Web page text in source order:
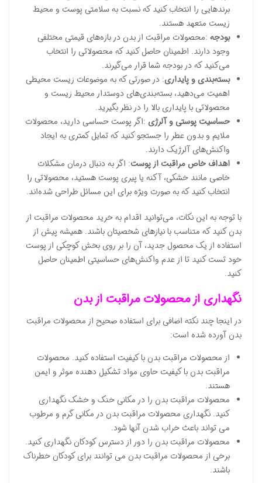
برندهایی را انتخاب کنید که نسبت به سلامتی پوست و محیط
زیست متعهد هستند.
بودجه :محصولات مراقبت از بدن در بازه‌های قیمتی مختلفی
وجود دارند. اطمینان حاصل کنید که محصولاتی را انتخاب
می‌کنید که در بودجه شما قرار می‌گیرند.
بسته‌بندی و پایداری: در صورتی که به موضوعات زیست محیطی
اهمیت می‌دهید، بسته‌بندی‌های دوستدار محیط زیست و
محصولاتی با پایداری بالا را در نظر بگیرید.
حساسیت پوستی و آلرژی :اگر پوست حساسی دارید، محصولات
ملایم و بدون عطر را جستجو کنید که تمایل کمتری به ایجاد
واکنش‌های آلرژیک دارند.
اهداف خاص مراقبت از پوست: اگر به دنبال درمان مشکلات
خاصی مانند خشکی، آکنه یا پیری پوست هستید، محصولاتی را
انتخاب کنید که به صورت ویژه برای این مسائل طراحی شده‌اند.
با توجه به این نکات، می‌توانید اقدام به خرید محصولات مراقبت از
بدن کنید که متناسب با نیازهای شخصیتان باشند. همیشه پیش از
استفاده از یک محصول جدید، آن را بر روی بخش کوچکی از پوست
خود تست کنید تا از عدم واکنش‌های حساسیتی اطمینان حاصل
کنید.
نگهداری از محصولات مراقبت از بدن
در اینجا چند نکته اضافی برای استفاده صحیح از محصولات مراقبت
بدن آورده شده است:
از محصولات مراقبت بدن با کیفیت استفاده کنید. محصولات
مراقبت بدن با کیفیت حاوی مواد تشکیل دهنده موثر و ایمن
هستند.
محصولات مراقبت بدن را در مکانی خنک و خشک نگهداری
کنید. نگهداری محصولات مراقبت بدن در مکانی گرم و مرطوب
می تواند باعث خراب شدن آنها شود.
محصولات مراقبت بدن را دور از دسترس کودکان نگهداری کنید.
برخی از محصولات مراقبت بدن می توانند برای کودکان خطرناک
باشند.